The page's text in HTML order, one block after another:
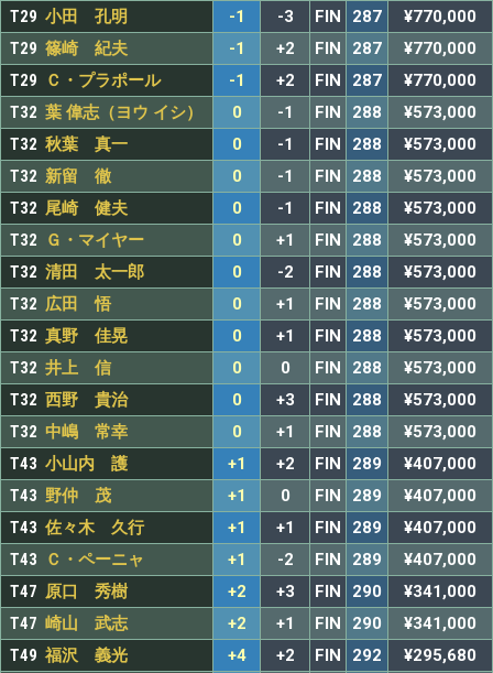
T29 小田 孔明 -1 -3 FIN 287
¥770,000
T29 篠崎 紀夫 -1 +2 FIN 287
¥770,000
T29
Ｃ・プラポール -1 +2 FIN 287
¥770,000
T32 葉 偉志（ヨウ イシ） 0 -1 FIN 288
¥573,000
T32 秋葉 真一 0 -1 FIN 288
¥573,000
T32 新留 徹 0 -1 FIN 288
¥573,000
T32 尾崎 健夫 0 -1 FIN 288
¥573,000
T32
Ｇ・マイヤー 0 +1 FIN 288
¥573,000
T32 清田 太一郎 0 -2 FIN 288
¥573,000
T32 広田 悟 0 +1 FIN 288
¥573,000
T32 真野 佳晃 0 +1 FIN 288
¥573,000
T32 井上 信 0 0 FIN 288
¥573,000
T32 西野 貴治 0 +3 FIN 288
¥573,000
T32 中嶋 常幸 0 +1 FIN 288
¥573,000
T43 小山内 護 +1 +2 FIN 289
¥407,000
T43 野仲 茂 +1 0 FIN 289
¥407,000
T43 佐々木 久行 +1 +1 FIN 289
¥407,000
T43
Ｃ・ペーニャ +1 -2 FIN 289
¥407,000
T47 原口 秀樹 +2 +3 FIN 290
¥341,000
T47 崎山 武志 +2 +1 FIN 290
¥341,000
T49 福沢 義光 +4 +2 FIN 292
¥295,680